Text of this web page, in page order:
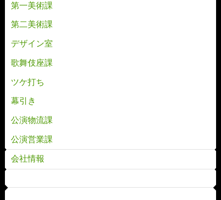
第一美術課
第二美術課
デザイン室
歌舞伎座課
ツケ打ち
幕引き
公演物流課
公演営業課
会社情報